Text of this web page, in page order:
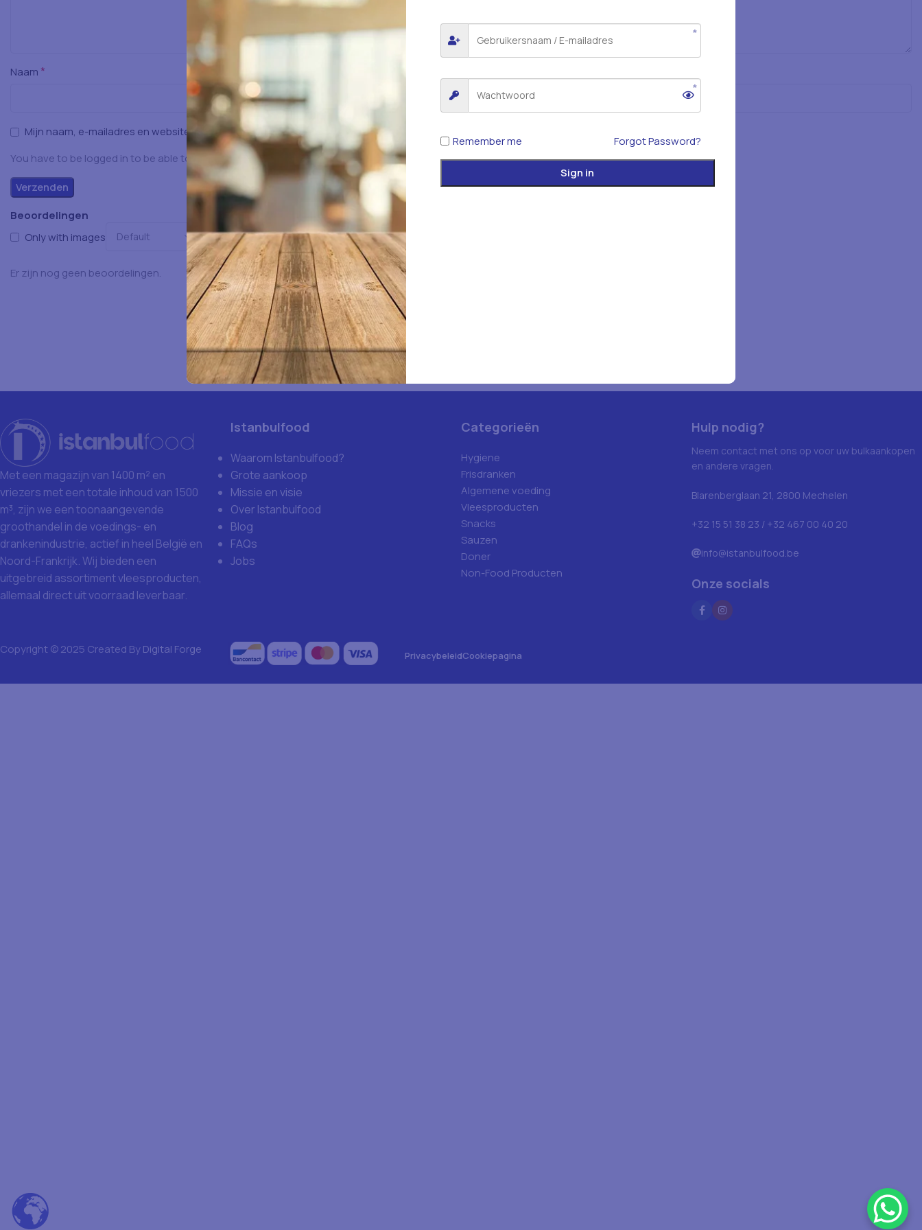
Beoordelingen
Only with images
Er zijn nog geen beoordelingen.
Naam *
Mijn naam, e-mailadres en website opslaan in deze browser voor de volgende keer wanneer ik een reactie plaats.
You have to be logged in to be able to add photos to your review.
Met een magazijn van 1400 m² en
vriezers met een totale inhoud van 1500
m³, zijn we een toonaangevende
groothandel in de voedings- en
drankenindustrie, actief in heel België en
Noord-Frankrijk. Wij bieden een
uitgebreid assortiment vleesproducten,
allemaal direct uit voorraad leverbaar.
Istanbulfood
Waarom Istanbulfood?
Grote aankoop
Missie en visie
Over Istanbulfood
Blog
FAQs
Jobs
Categorieën
Hygiene
Frisdranken
Algemene voeding
Vleesproducten
Snacks
Sauzen
Doner
Non-Food Producten
Hulp nodig?
Neem contact met ons op voor uw bulkaankopen
en andere vragen.
Blarenberglaan 21, 2800 Mechelen
+32 15 51 38 23 / +32 467 00 40 20
info@istanbulfood.be
Onze socials
Copyright © 2025 Created ByDigital Forge PrivacybeleidCookiepagina
Remember me Forgot Password?
Sign in